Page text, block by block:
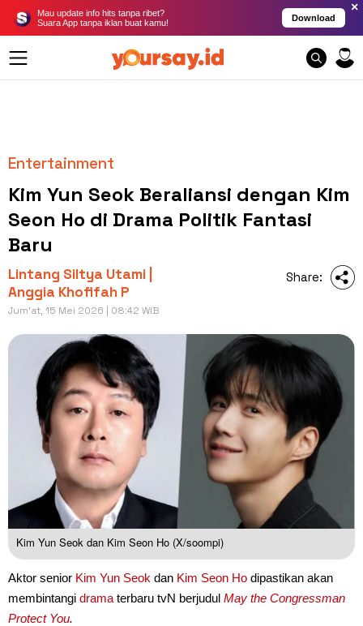
Mau update info hits tanpa ribet?
Suara App tanpa iklan buat kamu!
Download
×
Entertainment
Kim Yun Seok Beraliansi dengan Kim
Seon Ho di Drama Politik Fantasi
Baru
Lintang Siltya Utami |
Anggia Khofifah P
Jum'at, 15 Mei 2026 | 08:42 WIB
Share:
Kim Yun Seok dan Kim Seon Ho (X/soompi)
Aktor senior Kim Yun Seok dan Kim Seon Ho dipastikan akan
membintangi drama terbaru tvN berjudul May the Congressman
Protect You.